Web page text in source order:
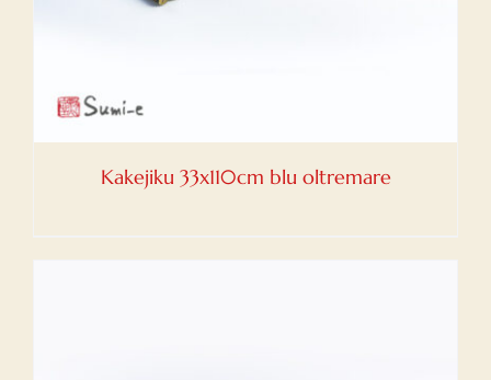
Kakejiku 33x110cm blu oltremare